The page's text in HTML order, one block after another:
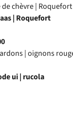
chèvre | Roquefort
| Roquefort
| oignons
ui | rucola